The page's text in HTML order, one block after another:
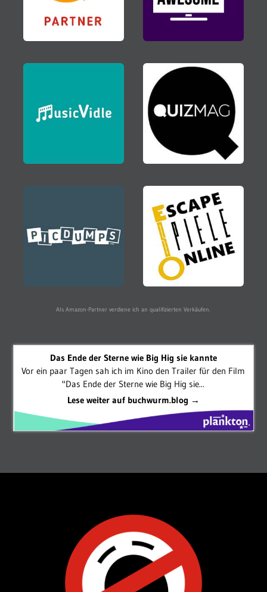
Als Amazon-Partner verdiene ich an qualifizierten Verkäufen.
Das Ende der Sterne wie Big Hig sie kannte
Vor ein paar Tagen sah ich im Kino den Trailer für den Film
"Das Ende der Sterne wie Big Hig sie...
Lese weiter auf buchwurm.blog →